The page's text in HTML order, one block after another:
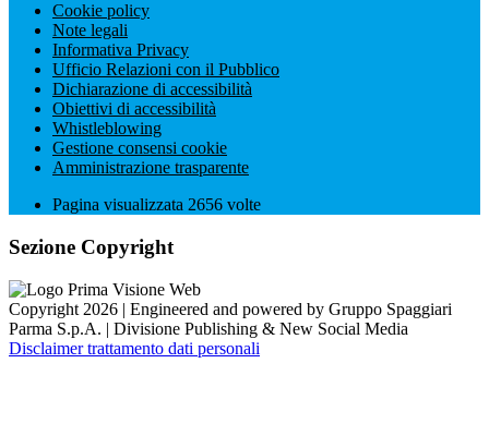
Cookie policy
Note legali
Informativa Privacy
Ufficio Relazioni con il Pubblico
Dichiarazione di accessibilità
Obiettivi di accessibilità
Whistleblowing
Gestione consensi cookie
Amministrazione trasparente
Pagina visualizzata 2656 volte
Sezione Copyright
Copyright 2026 | Engineered and powered by Gruppo Spaggiari
Parma S.p.A. | Divisione Publishing & New Social Media
Disclaimer trattamento dati personali